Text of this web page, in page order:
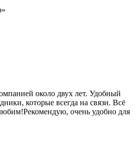
около двух лет. Удобный
которые всегда на связи. Всё
очень удобно для